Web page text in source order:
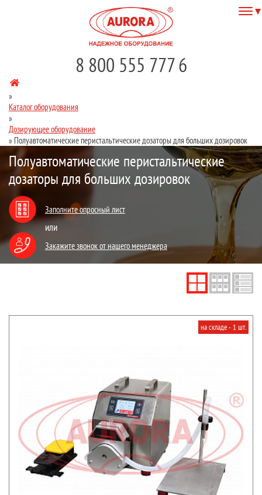
8 800 555 777 6
»
Каталог оборудования
»
Дозирующее оборудование
» Полуавтоматические перистальтические дозаторы для больших дозировок
Полуавтоматические перистальтические
дозаторы для больших дозировок
Заполните опросный лист
или
Закажите звонок от нашего менеджера
на складе - 1 шт.